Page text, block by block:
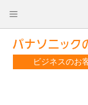
ビジネスのお